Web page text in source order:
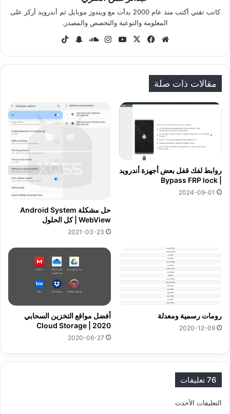
كاتب تقني أكتب منذ عام 2000 بدأت مع ويندوز موبايل ثم أندرويد أركز على
المعلومة والتوعية والتخصص والمصدر.
موق
الوي
ب
في
وك
‫X
‫Yo
ub
انس
ام
سا
كلاو
سنا
تشا
k
مقالات ذات صلة
روابط لفك قفل بعض أجهزة أندرويد
2024-09-01
حل مشكلة Android System
WebView | كل الحلول
2021-03-23
رومات رسمية ومعدلة
2020-12-09
أفضل مواقع التخزين السحابي
2020 | Cloud Storage
2020-06-27
76 تعليقات
ت
التعليقات الأحدث